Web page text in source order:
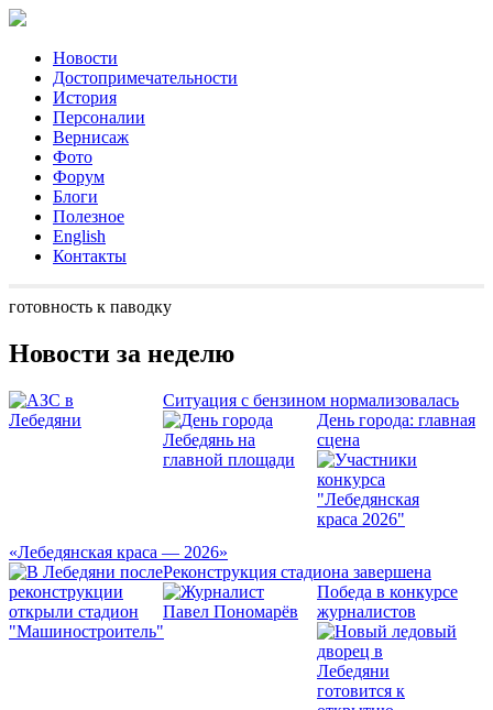
Новости
Достопримечательности
История
Персоналии
Вернисаж
Фото
Форум
Блоги
Полезное
English
Контакты
готовность к паводку
Новости за неделю
Ситуация с бензином нормализовалась
День города: главная
сцена
«Лебедянская краса — 2026»
Реконструкция стадиона завершена
Победа в конкурсе
журналистов